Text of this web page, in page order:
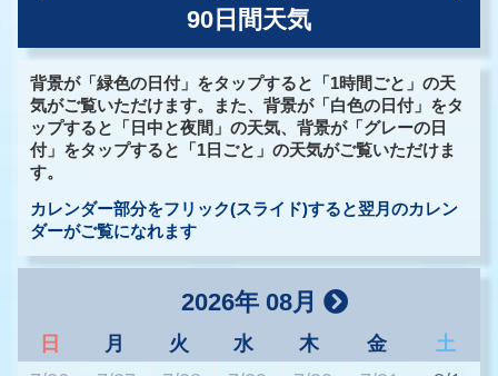
90日間天気
背景が「緑色の日付」をタップすると「1時間ごと」の天
気がご覧いただけます。また、背景が「白色の日付」をタ
ップすると「日中と夜間」の天気、背景が「グレーの日
付」をタップすると「1日ごと」の天気がご覧いただけま
す。
カレンダー部分をフリック(スライド)すると翌月のカレン
ダーがご覧になれます
2026年 08月
日 月 火 水 木 金
土